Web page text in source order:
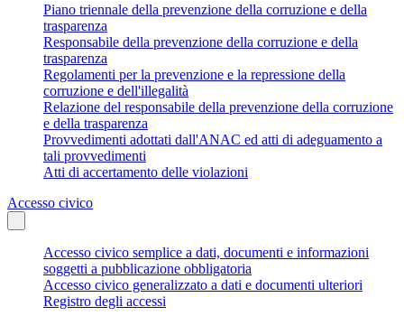
Piano triennale della prevenzione della corruzione e della
trasparenza
Responsabile della prevenzione della corruzione e della
trasparenza
Regolamenti per la prevenzione e la repressione della
corruzione e dell'illegalità
Relazione del responsabile della prevenzione della corruzione
e della trasparenza
Provvedimenti adottati dall'ANAC ed atti di adeguamento a
tali provvedimenti
Atti di accertamento delle violazioni
Accesso civico
Accesso civico semplice a dati, documenti e informazioni
soggetti a pubblicazione obbligatoria
Accesso civico generalizzato a dati e documenti ulteriori
Registro degli accessi